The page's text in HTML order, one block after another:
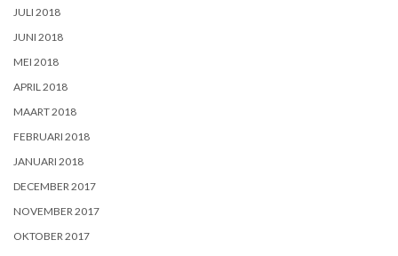
JULI 2018
JUNI 2018
MEI 2018
APRIL 2018
MAART 2018
FEBRUARI 2018
JANUARI 2018
DECEMBER 2017
NOVEMBER 2017
OKTOBER 2017